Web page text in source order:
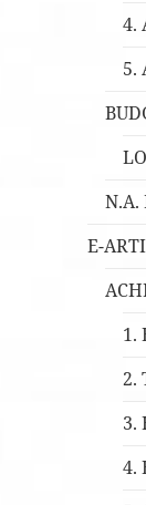
4.
5.
N.A.
E-
1.
2.
3.
4.